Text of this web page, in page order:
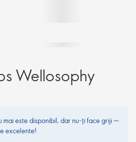
Wellosophy
mai este disponibil, dar nu-ți face griji —
excelente!